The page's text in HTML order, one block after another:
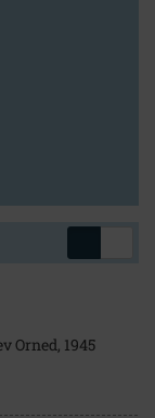
Orned, 1945